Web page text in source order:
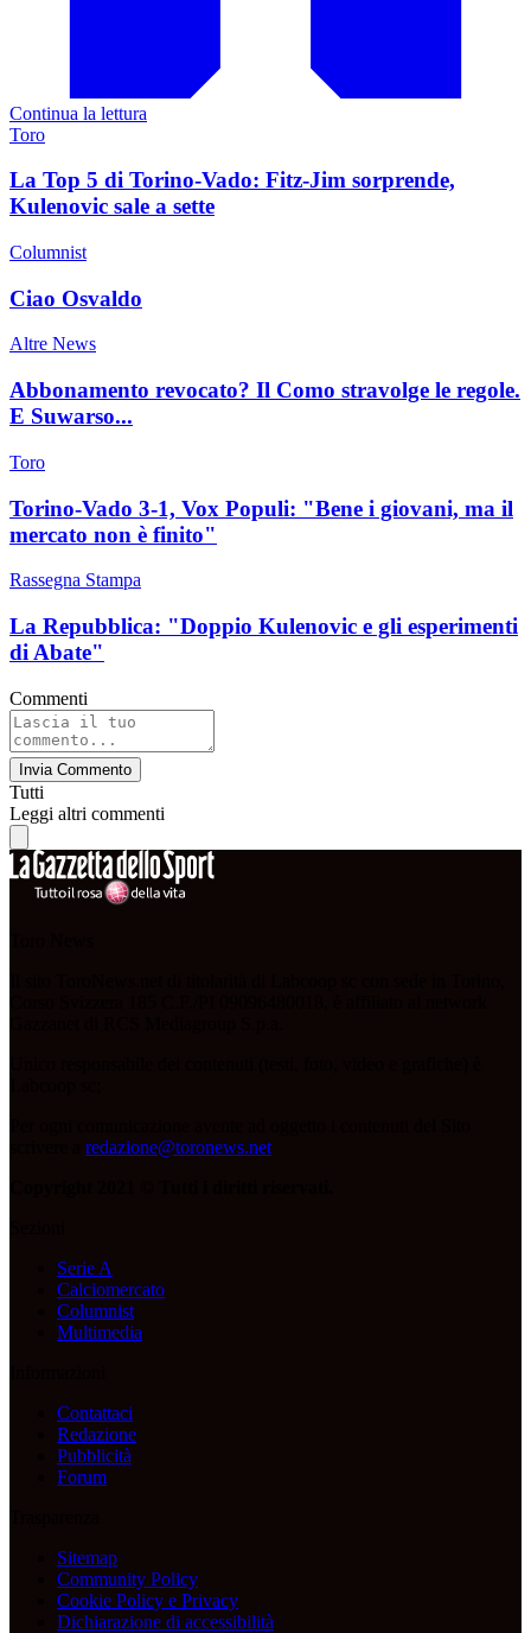
Continua la lettura
Toro
La Top 5 di Torino-Vado: Fitz-Jim sorprende,
Kulenovic sale a sette
Columnist
Ciao Osvaldo
Altre News
Abbonamento revocato? Il Como stravolge le regole.
E Suwarso...
Toro
Torino-Vado 3-1, Vox Populi: "Bene i giovani, ma il
mercato non è finito"
Rassegna Stampa
La Repubblica: "Doppio Kulenovic e gli esperimenti
di Abate"
Commenti
Invia Commento
Tutti
Leggi altri commenti
redazione@toronews.net
Serie A
Calciomercato
Columnist
Multimedia
Contattaci
Redazione
Pubblicità
Forum
Sitemap
Community Policy
Cookie Policy e Privacy
Dichiarazione di accessibilità